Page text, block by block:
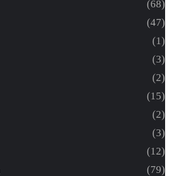
(68)
(47)
(1)
(3)
(2)
(15)
(2)
(3)
(12)
(79)